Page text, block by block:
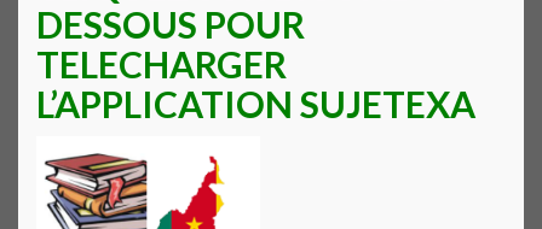
DESSOUS POUR
TELECHARGER
L’APPLICATION SUJETEXA